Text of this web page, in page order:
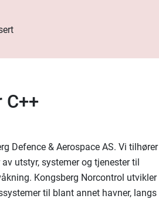
Defence & Aerospace AS. Vi tilhører
utstyr, systemer og tjenester til
Kongsberg Norcontrol utvikler
til blant annet havner, langs